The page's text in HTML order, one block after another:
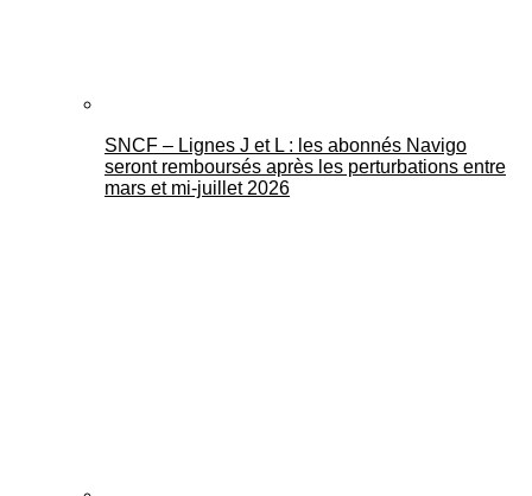
SNCF – Lignes J et L : les abonnés Navigo
seront remboursés après les perturbations entre
mars et mi-juillet 2026